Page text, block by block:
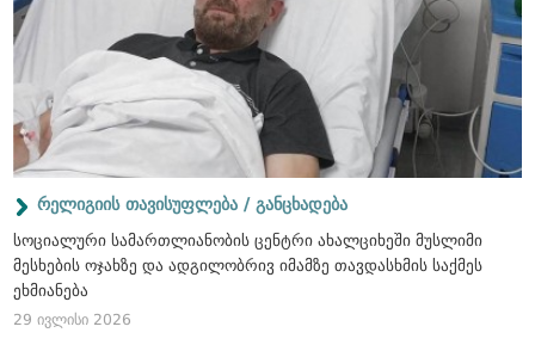
რელიგიის თავისუფლება / განცხადება
სოციალური სამართლიანობის ცენტრი ახალციხეში მუსლიმი
მესხების ოჯახზე და ადგილობრივ იმამზე თავდასხმის საქმეს
ეხმიანება
29 ივლისი 2026